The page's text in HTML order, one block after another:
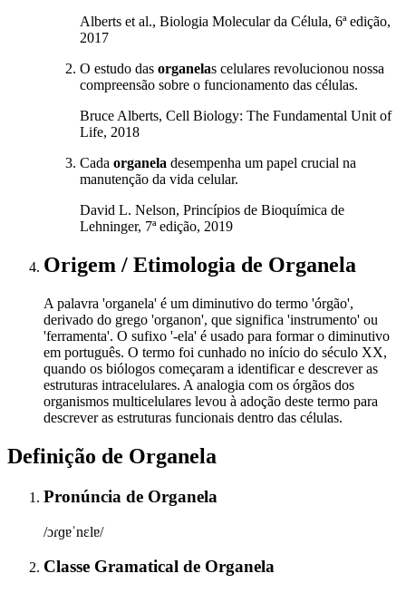
Alberts et al., Biologia Molecular da Célula, 6ª edição,
2017
O estudo das organelas celulares revolucionou nossa
compreensão sobre o funcionamento das células.
Bruce Alberts, Cell Biology: The Fundamental Unit of
Life, 2018
Cada organela desempenha um papel crucial na
manutenção da vida celular.
David L. Nelson, Princípios de Bioquímica de
Lehninger, 7ª edição, 2019
Origem / Etimologia de Organela
A palavra 'organela' é um diminutivo do termo 'órgão',
derivado do grego 'organon', que significa 'instrumento' ou
'ferramenta'. O sufixo '-ela' é usado para formar o diminutivo
em português. O termo foi cunhado no início do século XX,
quando os biólogos começaram a identificar e descrever as
estruturas intracelulares. A analogia com os órgãos dos
organismos multicelulares levou à adoção deste termo para
descrever as estruturas funcionais dentro das células.
Definição de Organela
Pronúncia de Organela
/ɔɾɡɐˈnɛlɐ/
Classe Gramatical de Organela